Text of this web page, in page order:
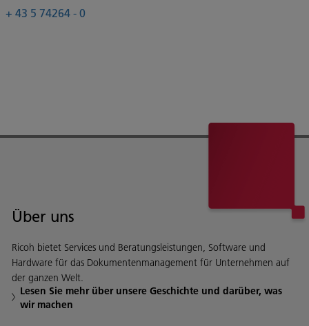
+ 43 5 74264 - 0
Über uns
Ricoh bietet Services und Beratungsleistungen, Software und
Hardware für das Dokumentenmanagement für Unternehmen auf
der ganzen Welt.
Lesen Sie mehr über unsere Geschichte und darüber, was
wir machen